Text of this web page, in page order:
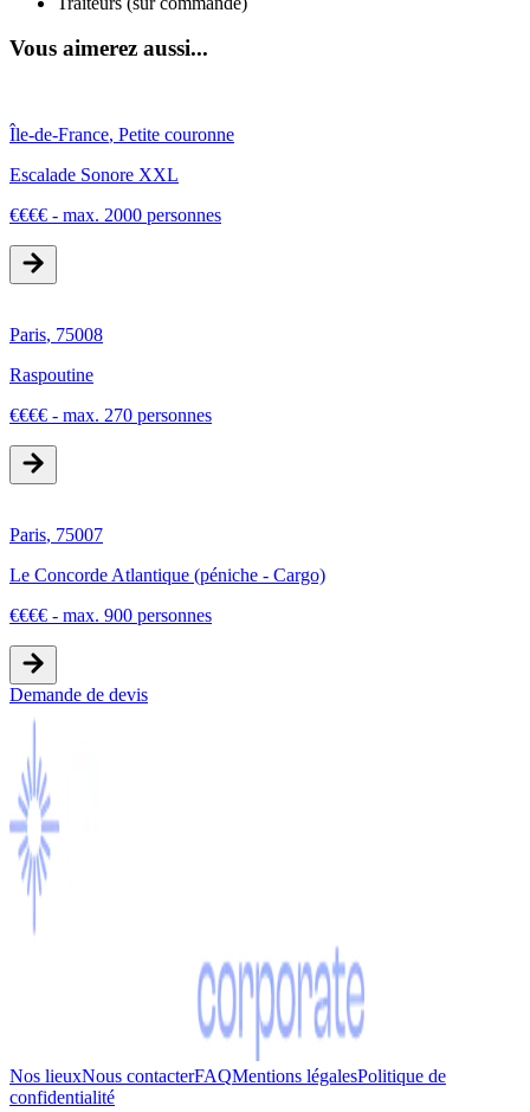
Vous aimerez aussi...
Île-de-France, Petite couronne
Escalade Sonore XXL
€€€€ - max. 2000 personnes
Paris, 75008
Raspoutine
€€€€ - max. 270 personnes
Paris, 75007
Le Concorde Atlantique (péniche - Cargo)
€€€€ - max. 900 personnes
Demande de devis
Nos lieuxNous contacterFAQMentions légalesPolitique de
confidentialité